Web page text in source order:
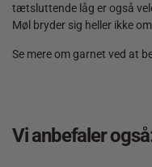
tætsluttende låg er også
Møl bryder sig heller ikke
Se mere om garnet ved at
Vi anbefaler